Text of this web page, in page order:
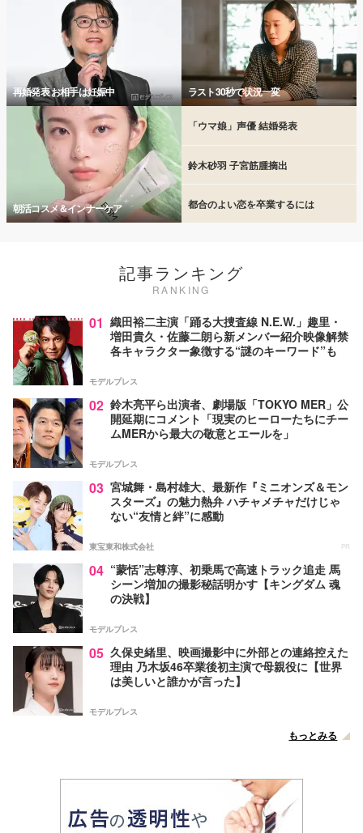
再婚発表 お相手は妊娠中 ラスト30秒で状況一変
朝活コスメ＆インナーケア
「ウマ娘」声優 結婚発表
鈴木砂羽 子宮筋腫摘出
都合のよい恋を卒業するには
記事ランキング
RANKING
01 織田裕二主演「踊る大捜査線 N.E.W.」趣里・
増田貴久・佐藤二朗ら新メンバー紹介映像解禁
各キャラクター象徴する“謎のキーワード”も
モデルプレス
02 鈴木亮平ら出演者、劇場版「TOKYO MER」公
開延期にコメント「現実のヒーローたちにチー
ムMERから最大の敬意とエールを」
モデルプレス
03 宮城舞・島村雄大、最新作『ミニオンズ＆モン
スターズ』の魅力熱弁 ハチャメチャだけじゃ
ない“友情と絆”に感動
東宝東和株式会社 PR
04 “蒙恬”志尊淳、初乗馬で高速トラック追走 馬
シーン増加の撮影秘話明かす【キングダム 魂
の決戦】
モデルプレス
05 久保史緒里、映画撮影中に外部との連絡控えた
理由 乃木坂46卒業後初主演で母親役に【世界
は美しいと誰かが言った】
モデルプレス
もっとみる